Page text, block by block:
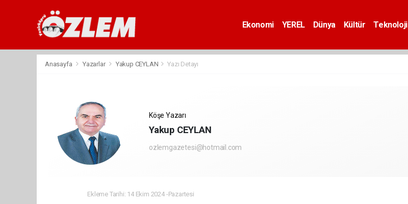
Ekonomi YEREL Dünya Kültür Teknoloji
Anasayfa Yazarlar Yakup CEYLAN Yazı Detayı
Köşe Yazarı
Yakup CEYLAN
ozlemgazetesi@hotmail.com
Ekleme Tarihi: 14 Ekim 2024 -Pazartesi